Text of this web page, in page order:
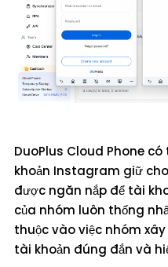
DuoPlus Cloud Phone
khoản Instagram giữ
được ngăn nắp để tài
của nhóm luôn thống
thuộc vào việc nhóm
tài khoản đúng đắn và